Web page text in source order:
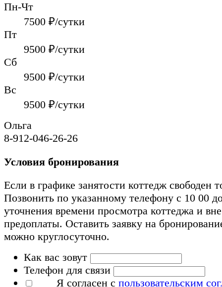
Пн-Чт
7500 ₽/сутки
Пт
9500 ₽/сутки
Сб
9500 ₽/сутки
Вс
9500 ₽/сутки
Ольга
8-912-046-26-26
Условия бронирования
Если в графике занятости коттедж свободен
Позвонить по указанному телефону с 10 00
уточнения времени просмотра коттеджа и
предоплаты. Оставить заявку на
можно круглосуточно.
Как вас зовут
Телефон для связи
Я согласен с пользовательским